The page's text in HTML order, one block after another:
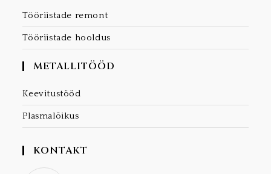
Tööriistade remont
Tööriistade hooldus
METALLITÖÖD
Keevitustööd
Plasmalõikus
KONTAKT